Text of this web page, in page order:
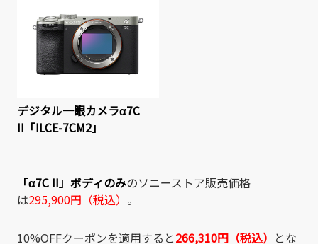
デジタル一眼カメラα7C
II「ILCE-7CM2」
「α7C II 」ボディのみのソニーストア販売価格
は295,900円（税込） 。
10%OFFクーポンを適用すると266,310円（税込） とな